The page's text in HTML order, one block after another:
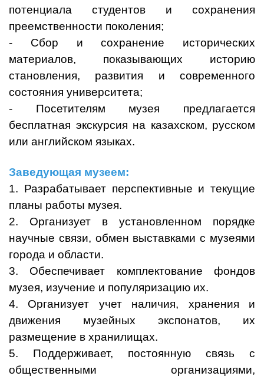
потенциала студентов и сохранения
преемственности поколения;
- Сбор и сохранение исторических
материалов, показывающих историю
становления, развития и современного
состояния университета;
- Посетителям музея предлагается
бесплатная экскурсия на казахском, русском
или английском языках.
Заведующая музеем:
1. Разрабатывает перспективные и текущие
планы работы музея.
2. Организует в установленном порядке
научные связи, обмен выставками с музеями
города и области.
3. Обеспечивает комплектование фондов
музея, изучение и популяризацию их.
4. Организует учет наличия, хранения и
движения музейных экспонатов, их
размещение в хранилищах.
5. Поддерживает, постоянную связь с
общественными организациями,